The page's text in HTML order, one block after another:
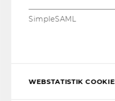
SimpleSAML
WEBSTATISTIK